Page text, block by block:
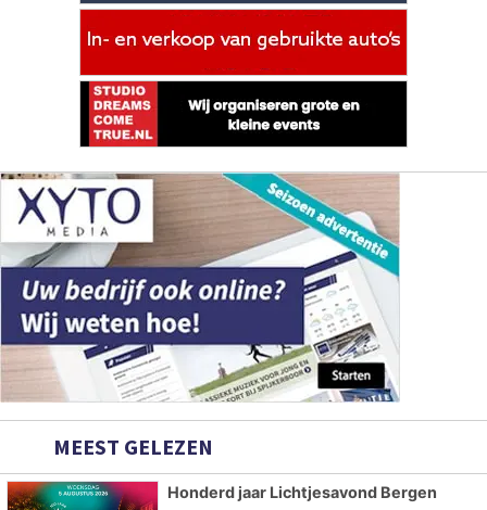
MEEST GELEZEN
Honderd jaar Lichtjesavond Bergen